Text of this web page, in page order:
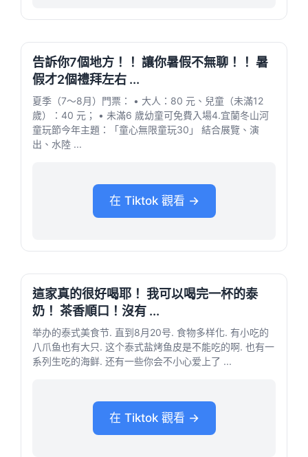
告訴你7個地方！！ 讓你暑假不無聊！！ 暑
假才2個禮拜左右 ...
夏季（7～8月）門票： • 大人：80 元、兒童（未滿12
歲）：40 元； • 未滿6 歲幼童可免費入場4.宜蘭冬山河
童玩節今年主題：「童心無限童玩30」 結合展覽、演
出、水陸 ...
在 Tiktok 觀看 →
這家真的很好喝耶！ 我可以喝完一杯的泰
奶！ 茶香順口！沒有 ...
举办的泰式美食节. 直到8月20号. 食物多样化. 有小吃的
八爪鱼也有大只. 这个泰式盐烤鱼皮是不能吃的啊. 也有一
系列生吃的海鲜. 还有一些你会不小心爱上了 ...
在 Tiktok 觀看 →